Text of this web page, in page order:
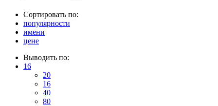
Сортировать по:
популярности
имени
цене
Выводить по:
16
20
16
40
80